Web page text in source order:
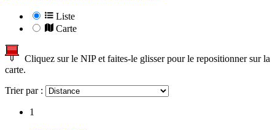
Liste
Carte
Cliquez sur le NIP et faites-le glisser pour le repositionner sur la
carte.
Trier par :
1